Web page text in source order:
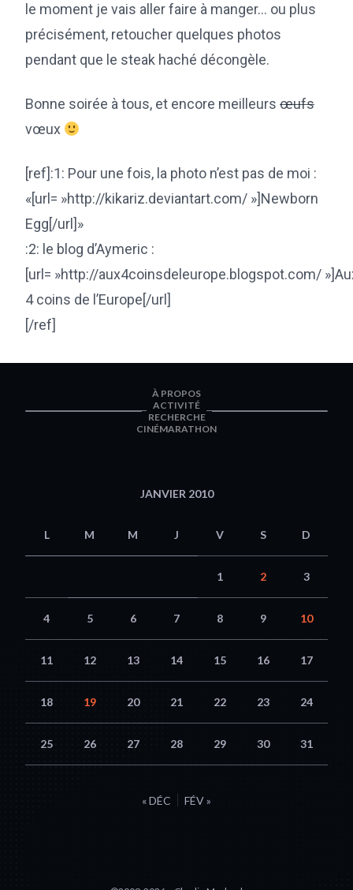
le moment je vais aller faire à manger… ou plus
précisément, retoucher quelques photos
pendant que le steak haché décongèle.
Bonne soirée à tous, et encore meilleurs œufs
vœux
[ref]:1: Pour une fois, la photo n’est pas de moi :
«[url= »http://kikariz.deviantart.com/ »]Newborn
Egg[/url]»
:2: le blog d’Aymeric :
[url= »http://aux4coinsdeleurope.blogspot.com/
4 coins de l’Europe[/url]
[/ref]
À PROPOS
ACTIVITÉ
RECHERCHE
CINÉMARATHON
JANVIER 2010
L M M J V S D
1 2 3
4 5 6 7 8 9 10
11 12 13 14 15 16 17
18 19 20 21 22 23 24
25 26 27 28 29 30 31
« DÉC FÉV »